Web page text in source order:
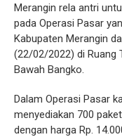
Merangin rela antri
pada Operasi Pasar
Kabupaten Merangin
(22/02/2022) di Ruang
Bawah Bangko.
Dalam Operasi Pasar
menyediakan 700
dengan harga Rp.